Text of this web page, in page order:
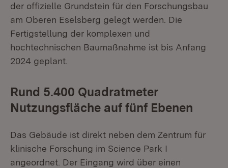
der offizielle Grundstein für den Forschungsbau
am Oberen Eselsberg gelegt werden. Die
Fertigstellung der komplexen und
hochtechnischen Baumaßnahme ist bis Anfang
2024 geplant.
Rund 5.400 Quadratmeter
Nutzungsfläche auf fünf Ebenen
Das Gebäude ist direkt neben dem Zentrum für
klinische Forschung im Science Park I
angeordnet. Der Eingang wird über einen